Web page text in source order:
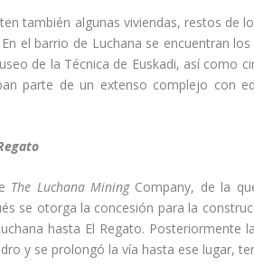
también algunas viviendas, restos de
el barrio de Luchana se encuentran
de la Técnica de Euskadi, así­ como
parte de un extenso complejo con
The Luchana Mining Company, de la
se otorga la concesión para la
hasta El Regato. Posteriormente
y se prolongó la ví­a hasta ese lugar,